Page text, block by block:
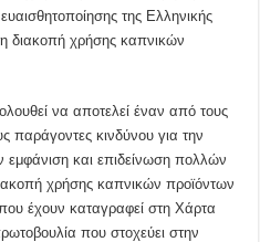
της Ελληνικής
διακοπή χρήσης καπνικών
να αποτελεί έναν από τους
παράγοντες κινδύνου για την
εμφάνιση και επιδείνωση πολλών
χρήσης καπνικών προϊόντων
έχουν καταγραφεί στη Χάρτα
που στοχεύει στην